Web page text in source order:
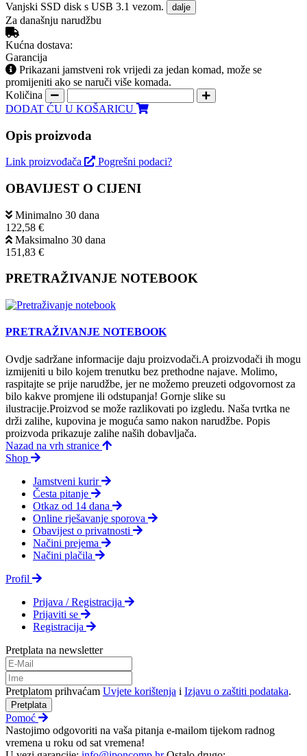
Vanjski SSD disk s USB 3.1 vezom. dalje
Za današnju narudžbu
Kućna dostava:
Garancija
Prikazani jamstveni rok vrijedi za jedan komad, može se
promijeniti ako se naruči više komada.
Količina
DODAT ĆU U KOŠARICU
Opis proizvoda
Link proizvođača Pogrešni podaci?
OBAVIJEST O CIJENI
Minimalno 30 dana
122,58 €
Maksimalno 30 dana
151,83 €
PRETRAŽIVANJE NOTEBOOK
PRETRAŽIVANJE NOTEBOOK
Ovdje sadržane informacije daju proizvodači.A proizvodači ih mogu
izmijeniti u bilo kojem trenutku bez prethodne najave. Molimo,
raspitajte se prije narudžbe, jer ne možemo preuzeti odgovornost za
bilo kakve promjene ili odstupanja! Gornje slike su
ilustracije.Proizvod se može razlikovati po izgledu. Naša tvrtka ne
drži zalihe, kupovina je moguća samo nakon narudžbe. Popis
proizvoda prikazuje zalihe naših dobavljača.
Nazad na vrh stranice
Shop
Jamstveni kurir
Česta pitanje
Otkaz od 14 dana
Online rješavanje sporova
Obavijest o privatnosti
Načini prejema
Načini plačila
Profil
Prijava / Registracija
Prijaviti se
Registracija
Pretplata na newsletter
Pretplatom prihvaćam Uvjete korištenja i Izjavu o zaštiti podataka.
Pretplata
Pomoć
Nastojimo odgovoriti na vaša pitanja e-mailom tijekom radnog
vremena u roku od sat vremena!